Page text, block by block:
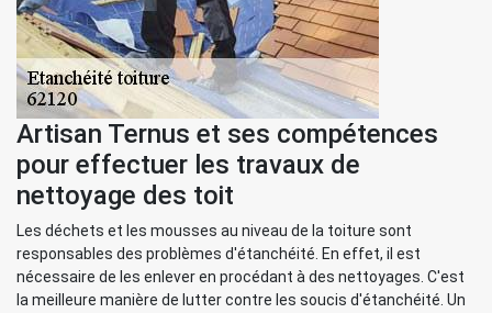
Artisan Ternus et ses compétences
pour effectuer les travaux de
nettoyage des toit
Les déchets et les mousses au niveau de la toiture sont
responsables des problèmes d'étanchéité. En effet, il est
nécessaire de les enlever en procédant à des nettoyages. C'est
la meilleure manière de lutter contre les soucis d'étanchéité. Un